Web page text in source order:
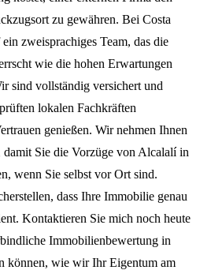
zu gewähren. Bei Costa
zweisprachiges Team, das die
wie die hohen Erwartungen
sind vollständig versichert und
lokalen Fachkräften
genießen. Wir nehmen Ihnen
Sie die Vorzüge von Alcalalí in
wenn Sie selbst vor Ort sind.
dass Ihre Immobilie genau
Kontaktieren Sie mich noch heute
Immobilienbewertung in
können, wie wir Ihr Eigentum am